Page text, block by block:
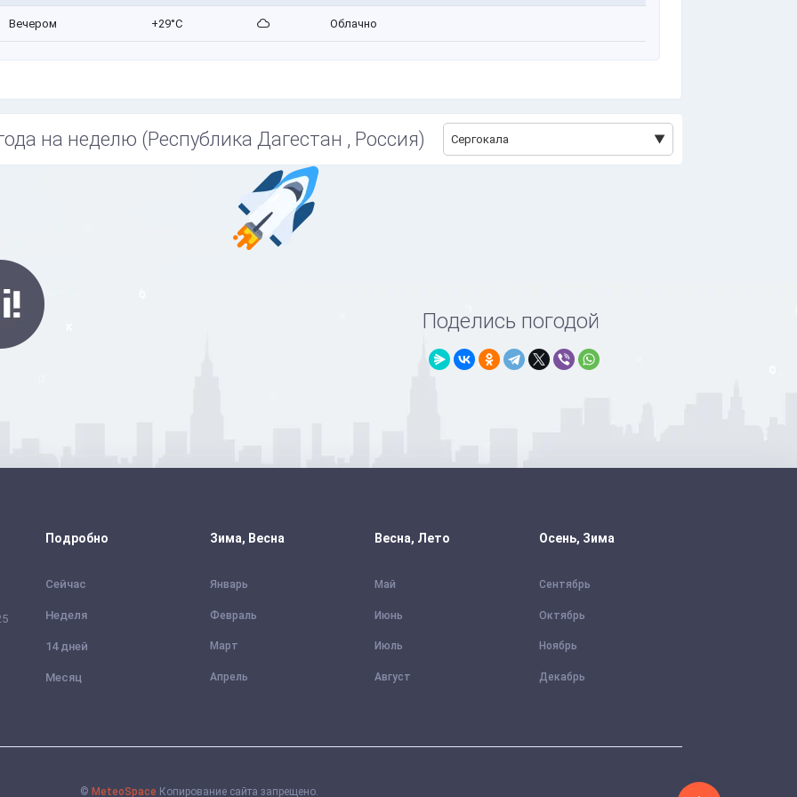
Вечером +29°C Облачно
на неделю (Республика Дагестан , Россия) Сергокала
Поделись погодой
Подробно
Сейчас
Неделя
14 дней
Месяц
Зима, Весна
Январь
Февраль
Март
Апрель
Весна, Лето
Май
Июнь
Июль
Август
Осень, Зима
Сентябрь
Октябрь
Ноябрь
Декабрь
© MeteoSpace Копирование сайта запрещено.